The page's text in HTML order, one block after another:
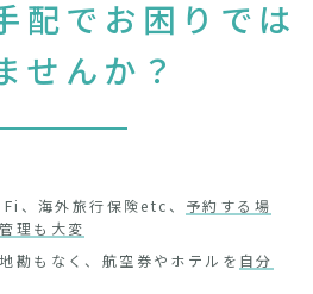
配でお困りでは
せんか？
、海外旅行保険etc、 予約する場
理も大変
勘もなく、航空券やホテルを 自分